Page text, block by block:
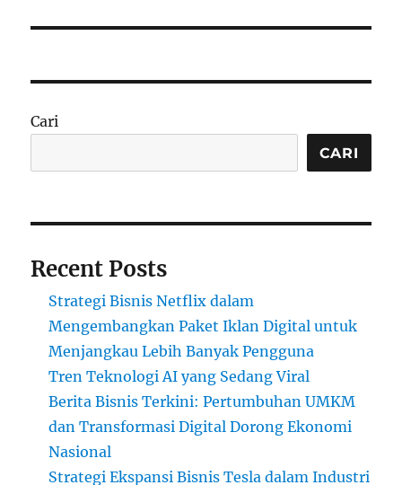
Cari
CARI
Recent Posts
Strategi Bisnis Netflix dalam
Mengembangkan Paket Iklan Digital untuk
Menjangkau Lebih Banyak Pengguna
Tren Teknologi AI yang Sedang Viral
Berita Bisnis Terkini: Pertumbuhan UMKM
dan Transformasi Digital Dorong Ekonomi
Nasional
Strategi Ekspansi Bisnis Tesla dalam Industri